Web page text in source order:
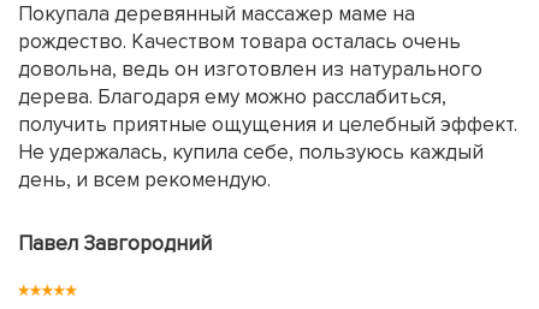
Покупала деревянный массажер маме на
рождество. Качеством товара осталась очень
довольна, ведь он изготовлен из натурального
дерева. Благодаря ему можно расслабиться,
получить приятные ощущения и целебный эффект.
Не удержалась, купила себе, пользуюсь каждый
день, и всем рекомендую.
Павел Завгородний